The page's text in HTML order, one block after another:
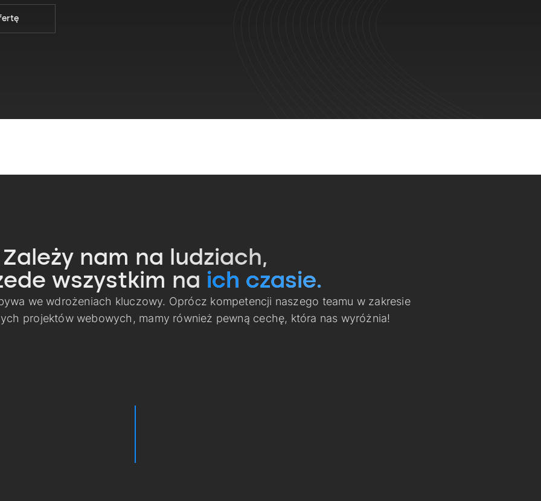
Zależy nam na ludziach,
wszystkim na ich czasie.
we wdrożeniach kluczowy. Oprócz kompetencji naszego teamu w zakresie
projektów webowych, mamy również pewną cechę, która nas wyróżnia!